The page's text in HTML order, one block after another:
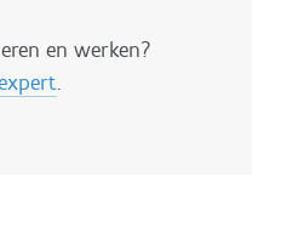
en werken?
.